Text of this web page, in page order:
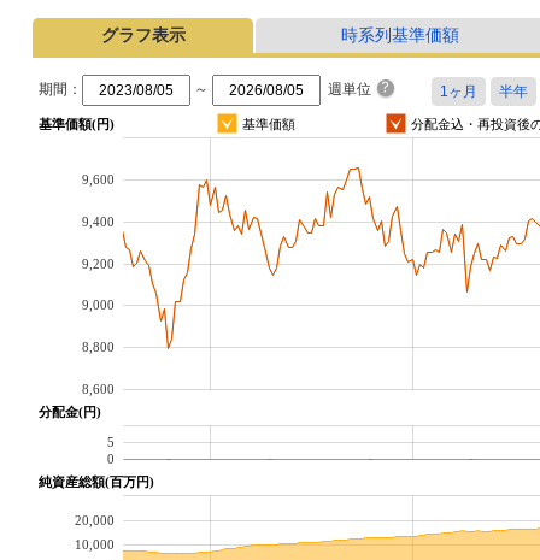
グラフ表示 時系列基準価額
期間： ～ 週単位
基準価額(円) 基準価額 分配金込・再投資後
8,600
8,800
9,000
9,200
9,400
9,600
分配金(円)
0
5
純資産総額(百万円)
10,000
20,000